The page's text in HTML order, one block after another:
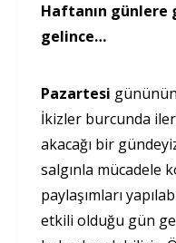
Haftanın günlere
gelince…
Pazartesi
İkizler burcunda
akacağı bir
salgınla mücadele
paylaşımları
etkili olduğu gün